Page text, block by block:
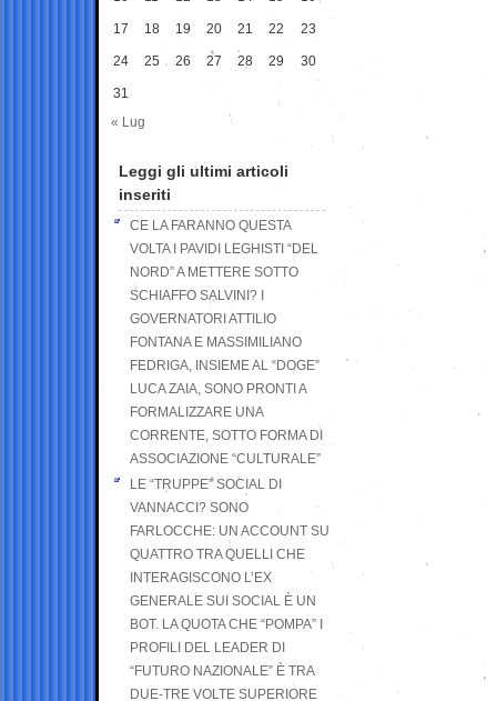
17 18 19 20 21 22 23
24 25 26 27 28 29 30
31
« Lug
Leggi gli ultimi articoli
inseriti
CE LA FARANNO QUESTA
VOLTA I PAVIDI LEGHISTI “DEL
NORD” A METTERE SOTTO
SCHIAFFO SALVINI? I
GOVERNATORI ATTILIO
FONTANA E MASSIMILIANO
FEDRIGA, INSIEME AL “DOGE”
LUCA ZAIA, SONO PRONTI A
FORMALIZZARE UNA
CORRENTE, SOTTO FORMA DI
ASSOCIAZIONE “CULTURALE”
LE “TRUPPE” SOCIAL DI
VANNACCI? SONO
FARLOCCHE: UN ACCOUNT SU
QUATTRO TRA QUELLI CHE
INTERAGISCONO L’EX
GENERALE SUI SOCIAL È UN
BOT. LA QUOTA CHE “POMPA” I
PROFILI DEL LEADER DI
“FUTURO NAZIONALE” È TRA
DUE-TRE VOLTE SUPERIORE